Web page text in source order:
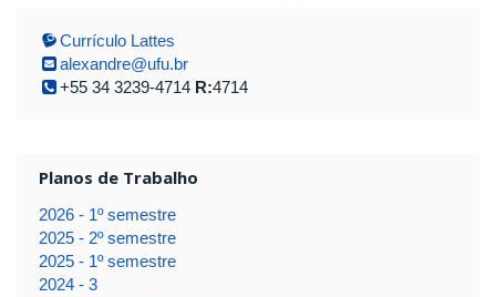
Currículo Lattes
alexandre@ufu.br
+55 34 3239-4714 R:4714
Planos de Trabalho
2026 - 1º semestre
2025 - 2º semestre
2025 - 1º semestre
2024 - 3